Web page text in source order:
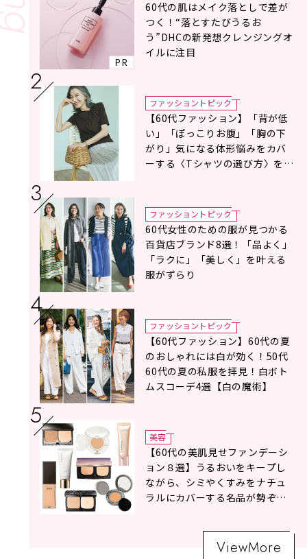
PR
60代の肌はメイク落としで差が
つく！“落とすたびうるお
う”DHCの新発想クレンジングオ
イルに注目
ファッショントピック
【60代ファッション】「背が低
い」「ぽっこりお腹」「胸の下
がり」気になる体形悩みをカバ
ーする〈Tシャツの選び方〉をス
ファッショントピック
60代女性のための服が見つかる
百貨店ブランド8選！「品よく」
「ラクに」「美しく」を叶える
服がずらり
ファッショントピック
【60代ファッション】60代の夏
のおしゃれには白が効く！50代
60代の夏の私服を拝見！白ボト
ムスコーデ4選【白の魔術】
美容
【60代の美肌見せファンデーシ
ョン８選】うるおいをキープし
ながら、シミやくすみをナチュ
ラルにカバーする名品が勢ぞろ
ViewMore